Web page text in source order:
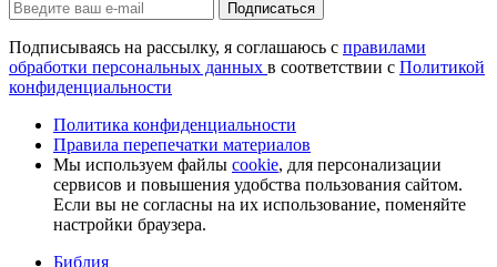
Подписаться
Подписываясь на рассылку, я соглашаюсь с правилами
обработки персональных данных в соответствии с Политикой
конфиденциальности
Политика конфиденциальности
Правила перепечатки материалов
Мы используем файлы cookie, для персонализации
сервисов и повышения удобства пользования сайтом.
Если вы не согласны на их использование, поменяйте
настройки браузера.
Библия